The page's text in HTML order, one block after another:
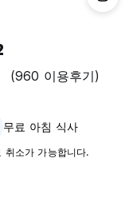
(960 이용후기)
무료 아침 식사‎
소가 가능합니다.